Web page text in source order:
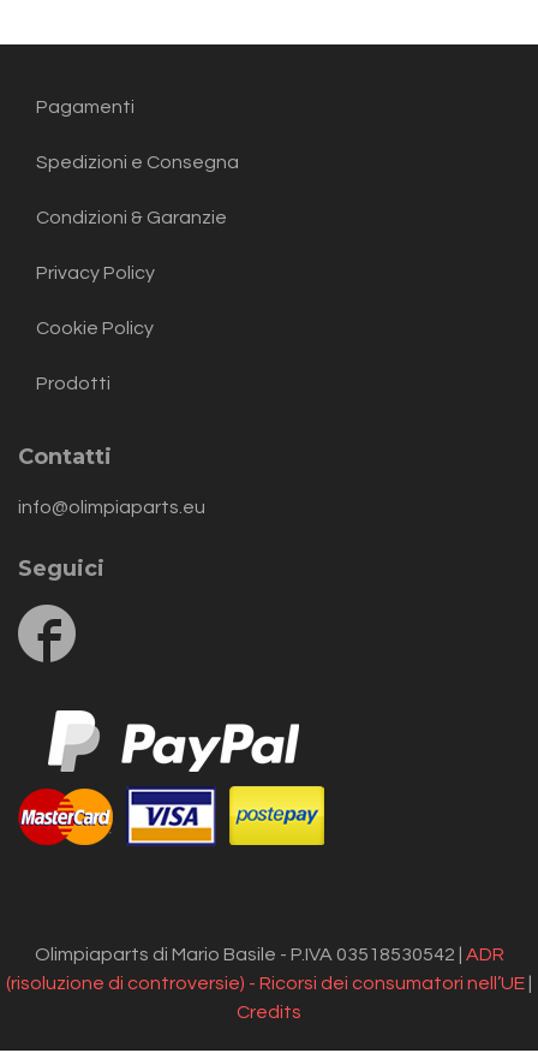
Pagamenti
Spedizioni e Consegna
Condizioni & Garanzie
Privacy Policy
Cookie Policy
Prodotti
Contatti
info@olimpiaparts.eu
Seguici
us
Olimpiaparts di Mario Basile - P.IVA 03518530542 | ADR
(risoluzione di controversie) - Ricorsi dei consumatori nell’UE
Credits